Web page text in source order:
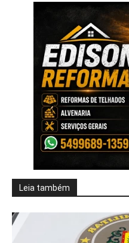
Leia também